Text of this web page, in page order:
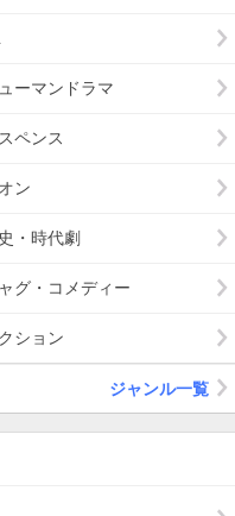
ーマンドラマ
ペンス
ン
・時代劇
グ・コメディー
ション
ジャンル一覧